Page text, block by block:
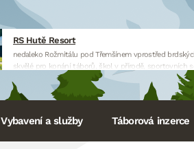
RS Hutě Resort
nedaleko Rožmitálu pod Třemšínem vprostřed
skvělé pro konání táborů, škol v přírodě, sportovních
firemních akcí.
www.huteresort.cz
Vybavení a služby Táborová inzerce